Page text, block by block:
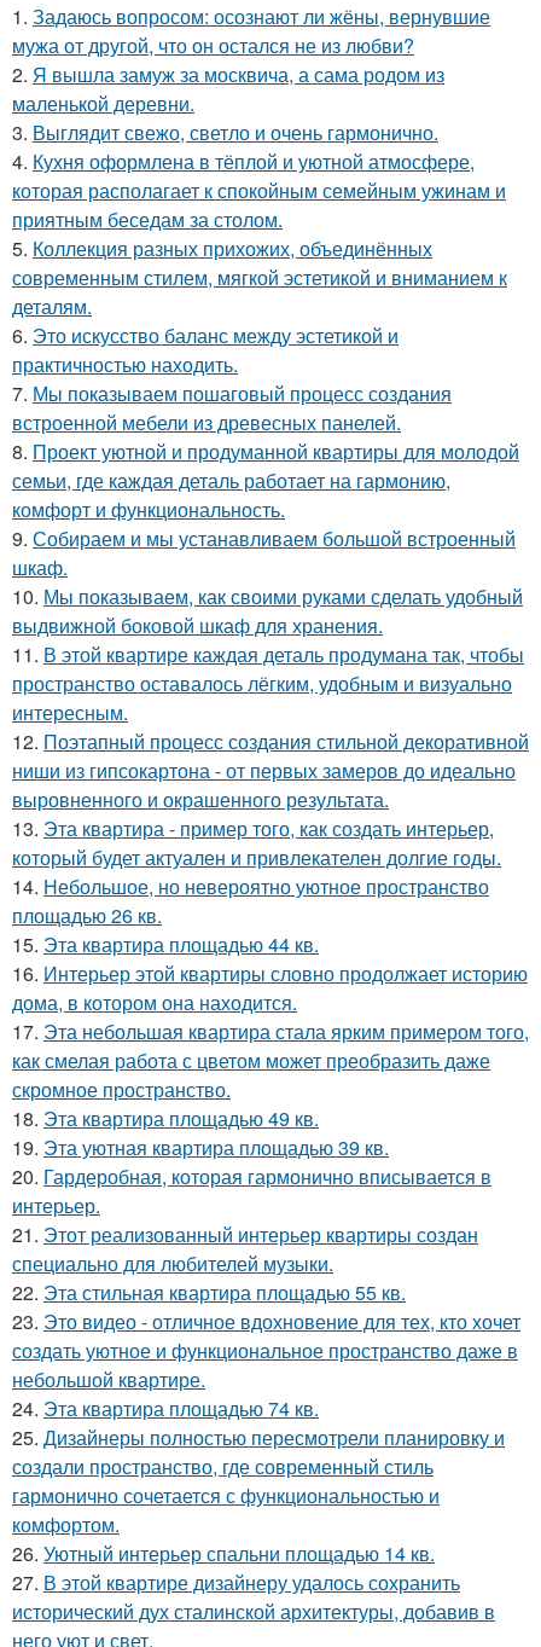
1. Задаюсь вопросом: осознают ли жёны, вернувшие
мужа от другой, что он остался не из любви?
2. Я вышла замуж за москвича, а сама родом из
маленькой деревни.
3. Выглядит свежо, светло и очень гармонично.
4. Кухня оформлена в тёплой и уютной атмосфере,
которая располагает к спокойным семейным ужинам и
приятным беседам за столом.
5. Коллекция разных прихожих, объединённых
современным стилем, мягкой эстетикой и вниманием к
деталям.
6. Это искусство баланс между эстетикой и
практичностью находить.
7. Мы показываем пошаговый процесс создания
встроенной мебели из древесных панелей.
8. Проект уютной и продуманной квартиры для молодой
семьи, где каждая деталь работает на гармонию,
комфорт и функциональность.
9. Собираем и мы устанавливаем большой встроенный
шкаф.
10. Мы показываем, как своими руками сделать удобный
выдвижной боковой шкаф для хранения.
11. В этой квартире каждая деталь продумана так, чтобы
пространство оставалось лёгким, удобным и визуально
интересным.
12. Поэтапный процесс создания стильной декоративной
ниши из гипсокартона - от первых замеров до идеально
выровненного и окрашенного результата.
13. Эта квартира - пример того, как создать интерьер,
который будет актуален и привлекателен долгие годы.
14. Небольшое, но невероятно уютное пространство
площадью 26 кв.
15. Эта квартира площадью 44 кв.
16. Интерьер этой квартиры словно продолжает историю
дома, в котором она находится.
17. Эта небольшая квартира стала ярким примером того,
как смелая работа с цветом может преобразить даже
скромное пространство.
18. Эта квартира площадью 49 кв.
19. Эта уютная квартира площадью 39 кв.
20. Гардеробная, которая гармонично вписывается в
интерьер.
21. Этот реализованный интерьер квартиры создан
специально для любителей музыки.
22. Эта стильная квартира площадью 55 кв.
23. Это видео - отличное вдохновение для тех, кто хочет
создать уютное и функциональное пространство даже в
небольшой квартире.
24. Эта квартира площадью 74 кв.
25. Дизайнеры полностью пересмотрели планировку и
создали пространство, где современный стиль
гармонично сочетается с функциональностью и
комфортом.
26. Уютный интерьер спальни площадью 14 кв.
27. В этой квартире дизайнеру удалось сохранить
исторический дух сталинской архитектуры, добавив в
него уют и свет.